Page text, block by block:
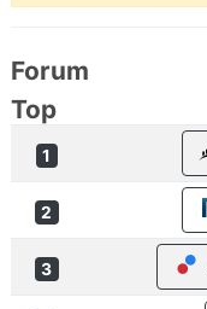
Forum
Top
1
2
3